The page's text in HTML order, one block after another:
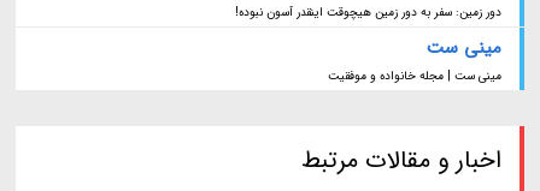
دور زمین: سفر به دور زمین هیچوقت اینقدر آسون نبوده!
مینی ست
مینی ست | مجله خانواده و موفقیت
اخبار و مقالات مرتبط